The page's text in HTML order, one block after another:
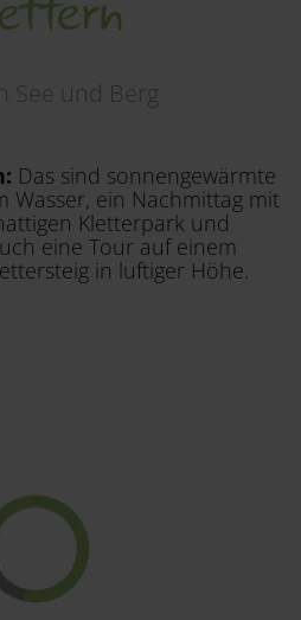
See und Berg
Das sind sonnengewärmte
Wasser, ein Nachmittag mit
Kletterpark und
eine Tour auf einem
in luftiger Höhe.